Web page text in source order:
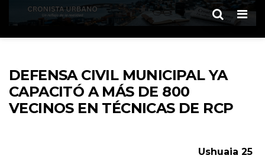
DEFENSA CIVIL MUNICIPAL YA
CAPACITÓ A MÁS DE 800
VECINOS EN TÉCNICAS DE RCP
Ushuaia 25